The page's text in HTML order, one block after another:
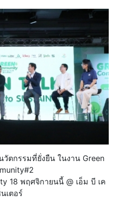
วัตกรรมที่ยั่งยืน ในงาน Green
18 พฤศจิกายนนี้ @ เอ็ม บี เค
นเตอร์